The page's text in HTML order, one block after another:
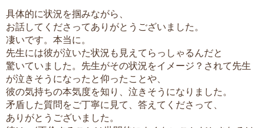
具体的に状況を掴みながら、
お話してくださってありがとうございました。
凄いです。本当に。
先生には彼が泣いた状況も見えてらっしゃるんだと
驚いていました。先生がその状況をイメージ？されて先生
が泣きそうになったと仰ったことや、
彼の気持ちの本気度を知り、泣きそうになりました。
矛盾した質問をご丁寧に見て、答えてくださって、
ありがとうございました。